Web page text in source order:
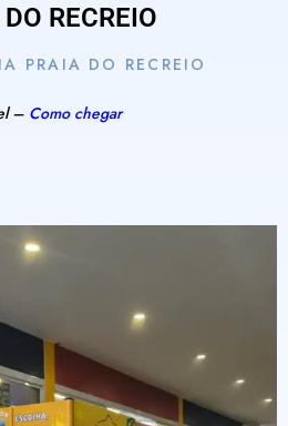
RECREIO
PRAIA DO RECREIO
– Como chegar